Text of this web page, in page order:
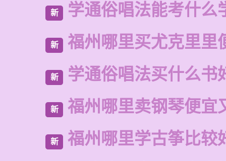
新 学通俗唱法能考什么
新 福州哪里买尤克里里
新 学通俗唱法买什么书
新 福州哪里卖钢琴便宜
新 福州哪里学古筝比较